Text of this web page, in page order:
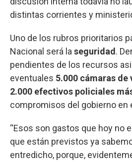
distintas corrientes y
Uno de los rubros prioritarios
Nacional será la seguridad .
pendientes de los recursos
eventuales 5.000 cámaras
2.000 efectivos policiales
compromisos del gobierno en
“Esos son gastos que hoy no
que están previstos ya
entredicho, porque,